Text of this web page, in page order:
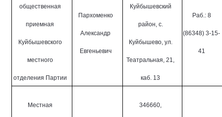
общественная
приемная
Куйбышевского
местного
отделения Партии
Пархоменко
Александр
Евгеньевич
Куйбышевский
район, с.
Куйбышево, ул.
Театральная, 21,
каб. 13
Раб.: 8
(86348) 3-15-
41
Местная 346660,